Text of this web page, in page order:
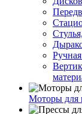
Моторы